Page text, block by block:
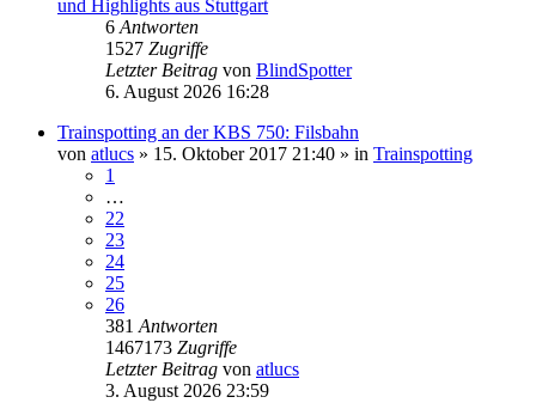
und Highlights aus Stuttgart
6 Antworten
1527 Zugriffe
Letzter Beitrag von BlindSpotter
6. August 2026 16:28
Trainspotting an der KBS 750: Filsbahn
von atlucs » 15. Oktober 2017 21:40 » in Trainspotting
1
…
22
23
24
25
26
381 Antworten
1467173 Zugriffe
Letzter Beitrag von atlucs
3. August 2026 23:59